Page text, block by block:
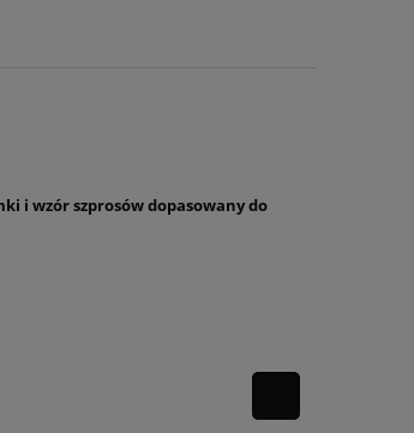
i wzór szprosów dopasowany do